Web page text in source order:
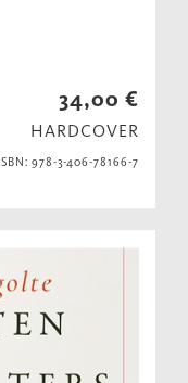
34,00 €
HARDCOVER
ISBN: 978-3-406-78166-7